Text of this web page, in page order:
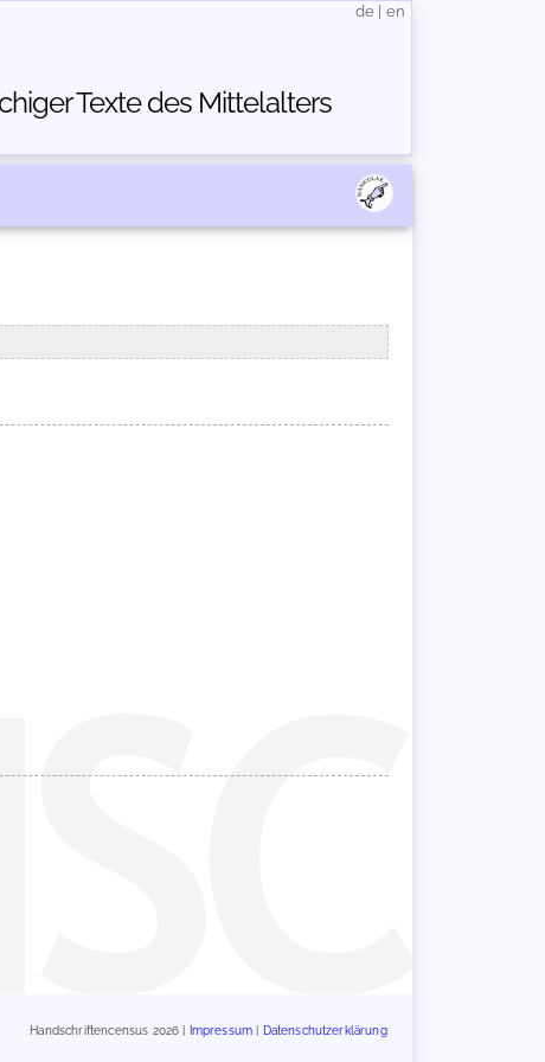
Texte des Mittelalters
de en
Handschriftencensus 2026 | Impressum Datenschutzerklärung